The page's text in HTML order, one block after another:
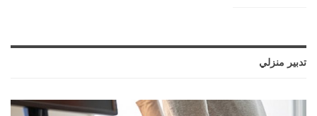
تدبير منزلي